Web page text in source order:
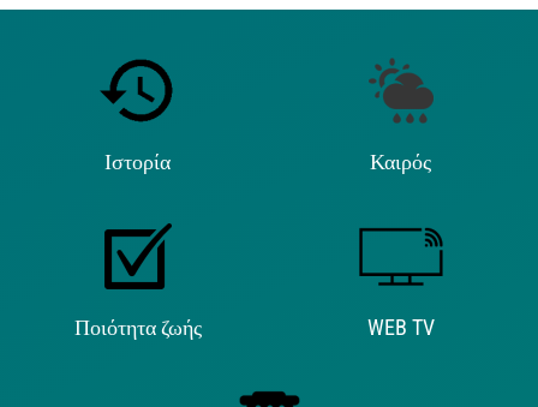
Ιστορία Καιρός
Ποιότητα ζωής WEB TV